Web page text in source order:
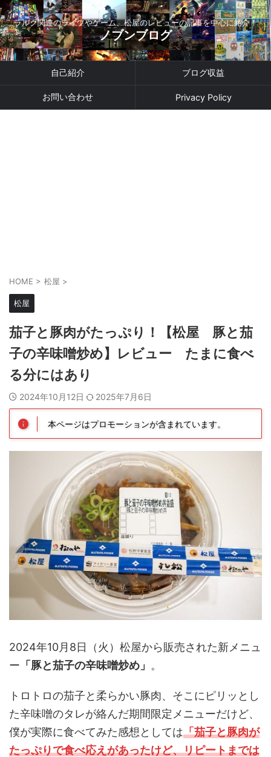
ラルク関連のライブやゲーム、松屋のレビューの記事を中心に紹介！
ノブンブログ
自己紹介 ブログ収益
お問い合わせ Privacy Policy
HOME > 松屋 >
松屋
茄子と豚肉がたっぷり！【松屋 豚と茄
子の辛味噌炒め】レビュー たまに食べ
る分にはあり
2024年10月12日 2025年7月6日
本ページはプロモーションが含まれています。
2024年10月8日（火）松屋から販売された新メニュ
ー 「豚と茄子の辛味噌炒め」 。
トロトロの茄子と柔らかい豚肉、そこにピリッとし
た辛味噌のタレが絡んだ期間限定メニューだけど、
僕が実際に食べてみた感想としては「茄子と豚肉が
たっぷりで食べ応えがあったけど、リピートまでは